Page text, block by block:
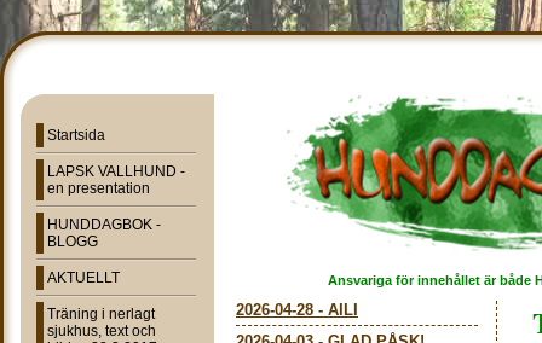
Startsida
LAPSK VALLHUND -
en presentation
HUNDDAGBOK -
BLOGG
AKTUELLT
Träning i nerlagt
sjukhus, text och
Ansvariga för innehållet är både
2026-04-28 - AILI